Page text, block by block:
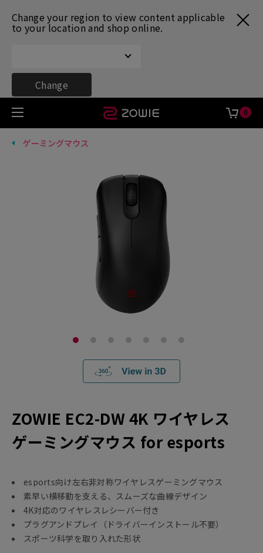
Change your region to view content applicable
to your location and shop online.
Change
0
ゲーミングマウス
ZOWIE EC2-DW 4K ワイヤレス
ゲーミングマウス for esports
esports向け左右非対称ワイヤレスゲーミングマウス
素早い横移動を支える、スムーズな曲線デザイン
4K対応のワイヤレスレシーバー付き
プラグアンドプレイ（ドライバーインストール不要）
スポーツ科学を取り入れた形状